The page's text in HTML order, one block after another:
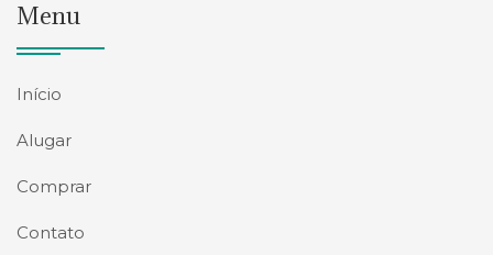
Menu
Início
Alugar
Comprar
Contato